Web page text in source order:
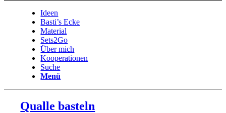
Ideen
Basti’s Ecke
Material
Sets2Go
Über mich
Kooperationen
Suche
Menü
Qualle basteln